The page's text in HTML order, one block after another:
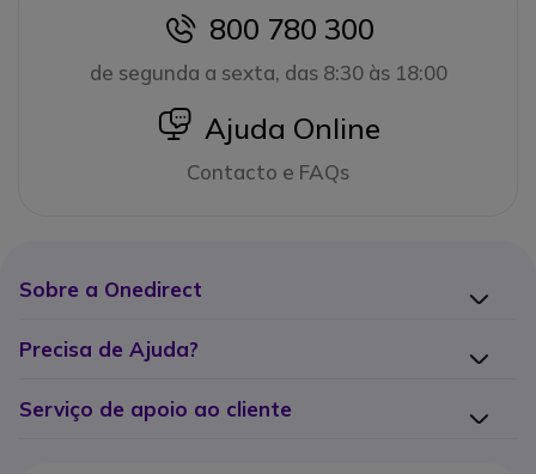
icon
800 780 300
de segunda a sexta, das 8:30 às 18:00
icon
Ajuda Online
Contacto e FAQs
Sobre a Onedirect
Precisa de Ajuda?
Serviço de apoio ao cliente